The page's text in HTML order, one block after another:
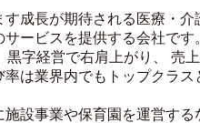
成長が期待される医療・介
ービスを提供する会社です
黒字経営で右肩上がり、 売
は業界内でもトップクラス
設事業や保育園を運営する